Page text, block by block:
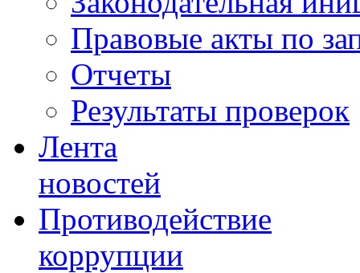
Правовые акты по
Отчеты
Результаты проверок
Лента
новостей
Противодействие
коррупции